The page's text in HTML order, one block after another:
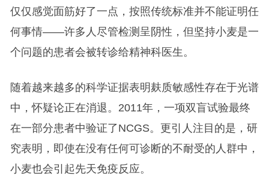
仅仅感觉面筋好了一点，按照传统标准并不能证明任
何事情——许多人尽管检测呈阴性，但坚持小麦是一
个问题的患者会被转诊给精神科医生。
随着越来越多的科学证据表明麸质敏感性存在于光谱
中，怀疑论正在消退。2011年，一项双盲试验最终
在一部分患者中验证了NCGS。更引人注目的是，研
究表明，即使在没有任何可诊断的不耐受的人群中，
小麦也会引起先天免疫反应。